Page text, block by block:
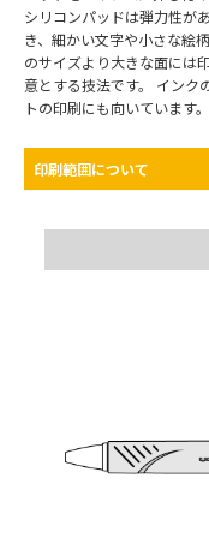
シリコンパッドは弾力性が
き、細かい文字や小さな絵
のサイズより大きな面には
意とする技法です。 インク
トの印刷にも向いています。
印刷範囲について